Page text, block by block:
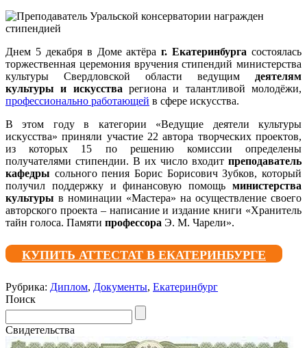
Днем 5 декабря в Доме актёраг. Екатеринбурга состоялась
торжественная церемония вручения стипендий министерства
культуры Свердловской области ведущим деятелям
культуры и искусства региона и талантливой молодёжи,
профессионально работающей в сфере искусства.
В этом году в категории «Ведущие деятели культуры
искусства» приняли участие 22 автора творческих проектов,
из которых 15 по решению комиссии определены
получателями стипендии. В их число входит преподаватель
кафедры сольного пения Борис Борисович Зубков, который
получил поддержку и финансовую помощь министерства
культуры в номинации «Мастера» на осуществление своего
авторского проекта – написание и издание книги «Хранитель
тайн голоса. Памяти профессора Э. М. Чарели».
КУПИТЬ АТТЕСТАТ В ЕКАТЕРИНБУРГЕ
Рубрика: Диплом, Документы, Екатеринбург
Поиск
Свидетельства